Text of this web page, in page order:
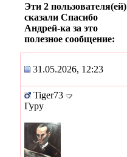
Эти 2 пользователя(ей)
сказали Спасибо
Андрей-ка за это
полезное сообщение:
31.05.2026, 12:23
Tiger73
Гуру